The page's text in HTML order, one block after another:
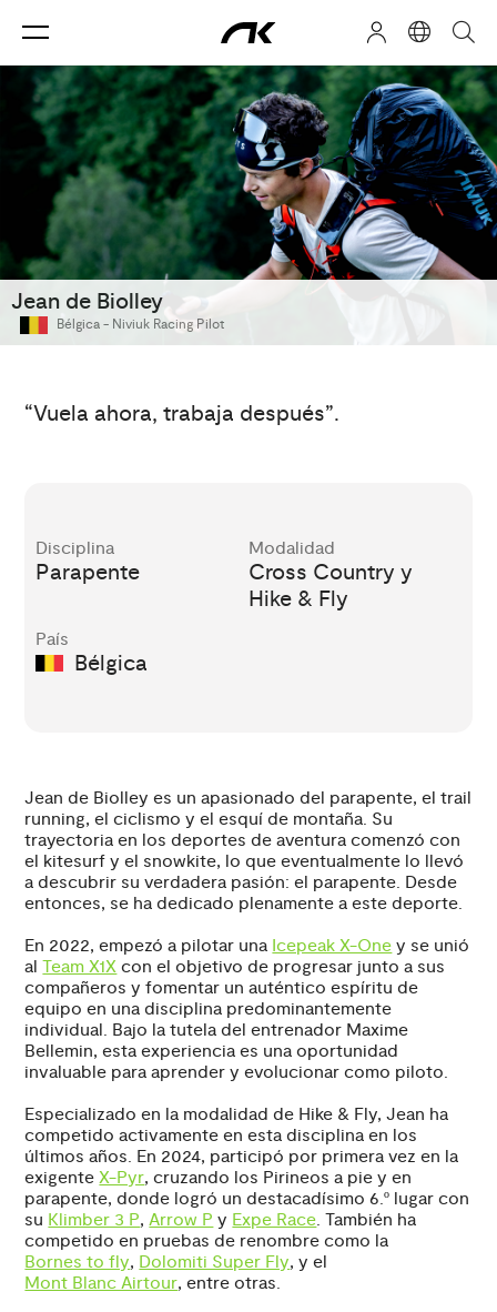
Jean de Biolley
Bélgica - Niviuk Racing Pilot
“Vuela ahora, trabaja después”.
Disciplina
Parapente
Modalidad
Cross Country y
Hike & Fly
País
Bélgica
Jean de Biolley es un apasionado del parapente, el trail
running, el ciclismo y el esquí de montaña. Su
trayectoria en los deportes de aventura comenzó con
el kitesurf y el snowkite, lo que eventualmente lo llevó
a descubrir su verdadera pasión: el parapente. Desde
entonces, se ha dedicado plenamente a este deporte.
En 2022, empezó a pilotar una Icepeak X-One y se unió
alTeam X1X con el objetivo de progresar junto a sus
compañeros y fomentar un auténtico espíritu de
equipo en una disciplina predominantemente
individual. Bajo la tutela del entrenador Maxime
Bellemin, esta experiencia es una oportunidad
invaluable para aprender y evolucionar como piloto.
Especializado en la modalidad de Hike & Fly, Jean ha
competido activamente en esta disciplina en los
últimos años. En 2024, participó por primera vez en la
exigenteX-Pyr, cruzando los Pirineos a pie y en
parapente, donde logró un destacadísimo 6.º lugar con
su Klimber 3 P,Arrow P y Expe Race. También ha
competido en pruebas de renombre como la
Bornes to fly, Dolomiti Super Fly, y el
Mont Blanc Airtour, entre otras.